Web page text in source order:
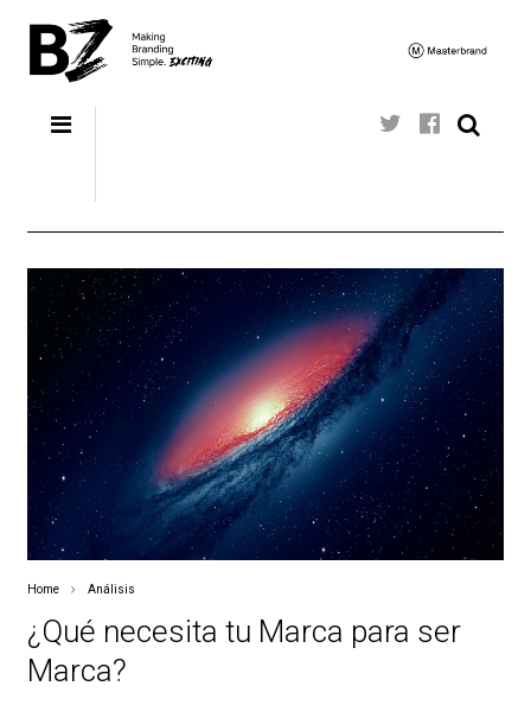
Home Análisis
¿Qué necesita tu Marca para ser
Marca?